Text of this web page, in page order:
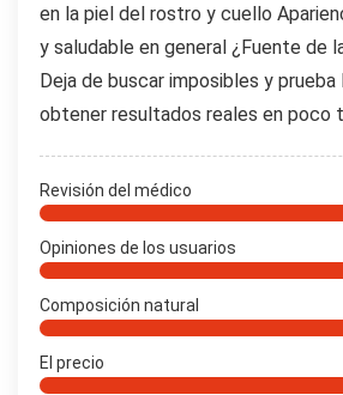
en la piel del rostro y cuello
y saludable en general ¿Fuente de
Deja de buscar imposibles y prueba
obtener resultados reales en poco
Revisión del médico
Opiniones de los usuarios
Composición natural
El precio